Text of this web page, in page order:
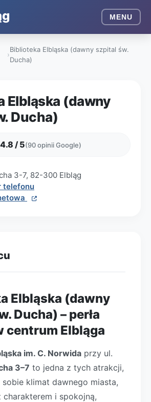
MENU
›
Biblioteka Elbląska (dawny szpital św.
Ducha)
Elbląska (dawny
Ducha)
4.8 / 5(90 opinii Google)
3-7, 82-300 Elbląg
telefonu
Elbląska (dawny
Ducha) – perła
centrum Elbląga
im. C. Norwida przy ul.
3–7 to jedna z tych atrakcji,
sobie klimat dawnego miasta,
i spokojną,